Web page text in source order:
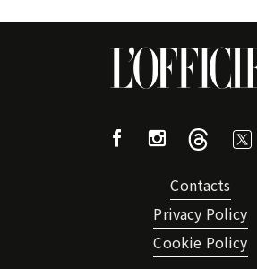
Contacts
Privacy Policy
Cookie Policy